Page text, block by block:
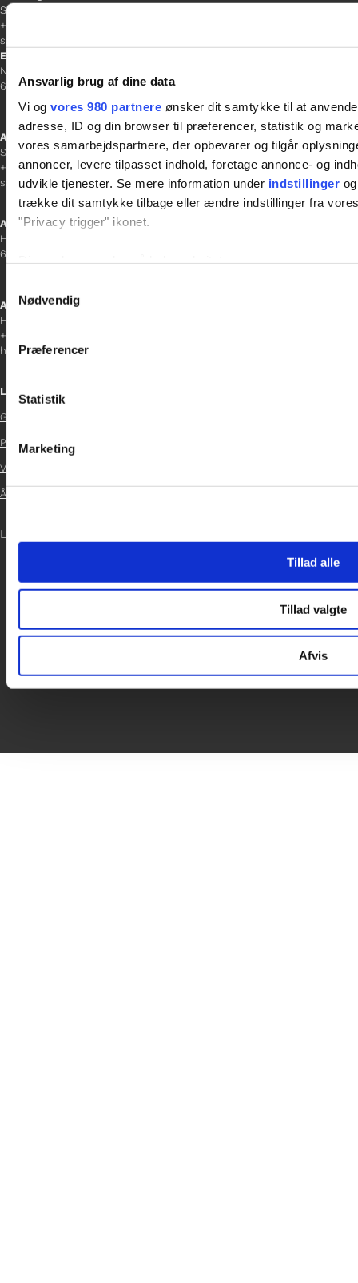
Ansvarlig brug af dine data
Vi og vores 980 partnere ønsker dit samtykke til at
adresse, ID og din browser til præferencer, statistik og
vores samarbejdspartnere, der opbevarer og tilgår
annoncer, levere tilpasset indhold, foretage annonce- og
udvikle tjenester. Se mere information under indstillinger
trække dit samtykke tilbage eller ændre indstillinger fra
"Privacy trigger" ikonet.
Vi bruger cookies til at tilpasse vores indhold og annoncer,
data med andre oplysninger, du har givet dem, eller som de
Nødvendig
Præferencer
Statistik
Marketing
Tillad alle
Tillad valgte
Afvis
Sacha Lohmann Weiss
+45 40 27 91 11
sacha.lw@gladfonden.dk
Esbjerg
Norgesgade 1, 2. sal
6700 Esbjerg
Afdelingschef
Sanne Hansen
+45 23 69 19 35
sanne.h@gladfonden.dk
Aabenraa
H P Hanssens Gade 23, 2.
6200 Aabenraa
Afdelingschef
Helene Teichert
+45 29 37 32 41
helene.t@gladfonden.dk
Links
Glad Fonden
Persondatapolitik
Vedtægter
Årsrapport 2024
LOG IND
